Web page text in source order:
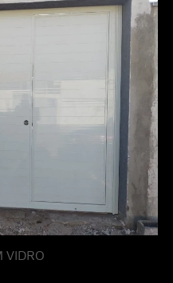
VIDRO